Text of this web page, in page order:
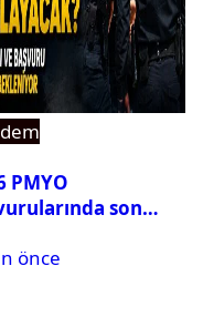
PMYO
son
önce